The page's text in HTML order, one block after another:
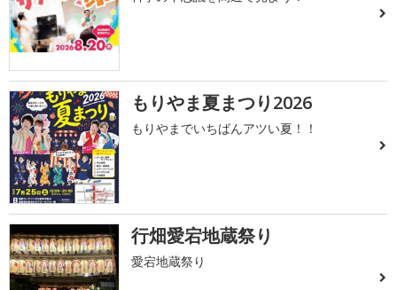
もりやま夏まつり2026
もりやまでいちばんアツい夏！！
行畑愛宕地蔵祭り
愛宕地蔵祭り